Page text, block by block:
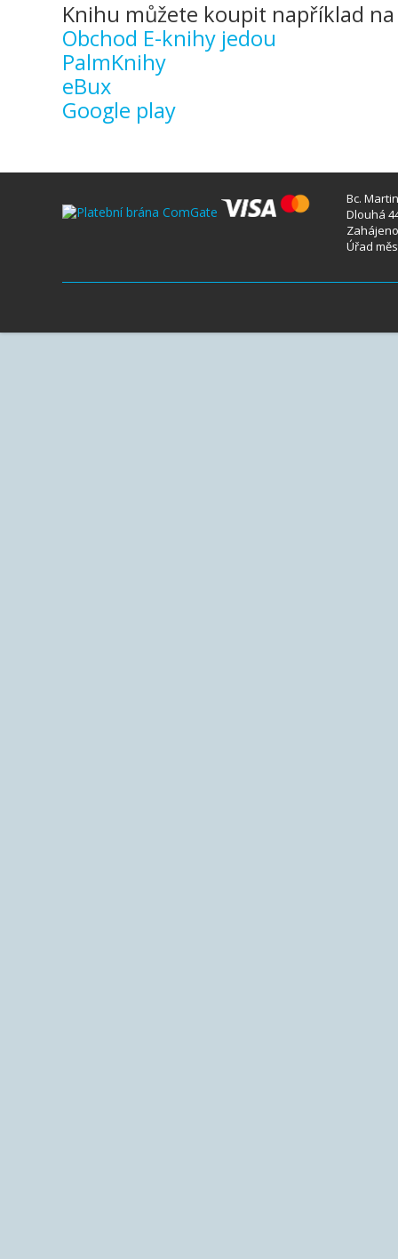
Knihu můžete koupit například
Obchod E-knihy jedou
PalmKnihy
eBux
Google play
Bc.
Dlouhá
Úřad